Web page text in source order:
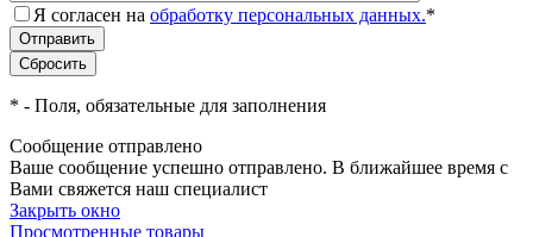
Я согласен на обработку персональных данных.*
* - Поля, обязательные для заполнения
Сообщение отправлено
Ваше сообщение успешно отправлено. В ближайшее время с
Вами свяжется наш специалист
Закрыть окно
Просмотренные товары